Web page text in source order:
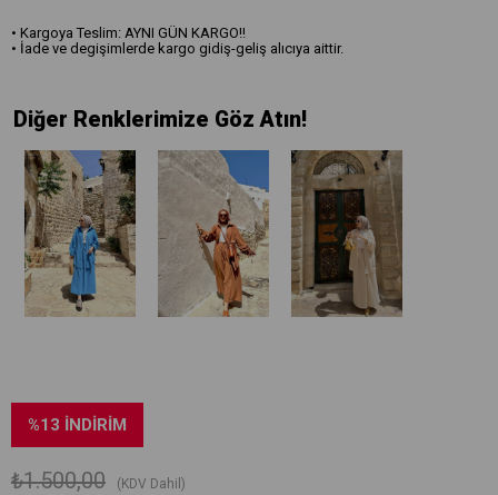
• Kargoya Teslim: AYNI GÜN KARGO!!
• İade ve degişimlerde kargo gidiş-geliş alıcıya aittir.
Diğer Renklerimize Göz Atın!
%13 İNDIRIM
₺1.500,00 (KDV Dahil)